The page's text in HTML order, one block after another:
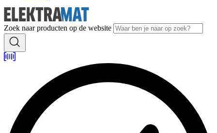
Zoek naar producten op de website